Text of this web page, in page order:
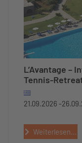
L’Avantage –
Tennis-
21.09.2026 -
Weiterlesen...